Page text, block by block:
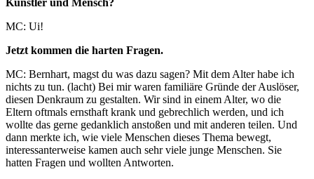
MC: Ui!
Jetzt kommen die harten Fragen.
MC: Bernhart, magst du was dazu sagen? Mit dem Alter habe ich
nichts zu tun. (lacht) Bei mir waren familiäre Gründe der Auslöser,
diesen Denkraum zu gestalten. Wir sind in einem Alter, wo die
Eltern oftmals ernsthaft krank und gebrechlich werden, und ich
wollte das gerne gedanklich anstoßen und mit anderen teilen. Und
dann merkte ich, wie viele Menschen dieses Thema bewegt,
interessanterweise kamen auch sehr viele junge Menschen. Sie
hatten Fragen und wollten Antworten.